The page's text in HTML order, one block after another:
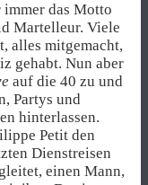
das Motto
Martelleur. Viele
alles mitgemacht,
gehabt. Nun aber
auf die 40 zu und
Partys und
hinterlassen.
Petit den
Dienstreisen
einen Mann,